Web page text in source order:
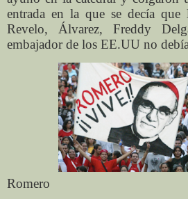
entrada en la que se decía que
Revelo, Álvarez, Freddy
embajador de los EE.UU no
Romero